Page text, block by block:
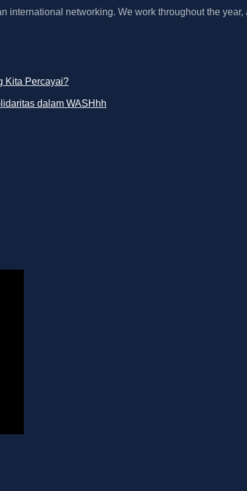
international networking. We work throughout the
Kita Percayai?
dalam WASHhh